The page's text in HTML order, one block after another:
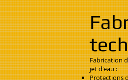
Fabrication
jet d'eau :
Protections